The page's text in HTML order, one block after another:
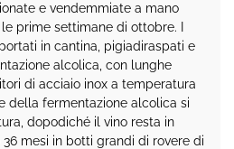
e vendemmiate a mano
prime settimane di ottobre. I
in cantina, pigiadiraspati e
alcolica, con lunghe
di acciaio inox a temperatura
della fermentazione alcolica si
dopodiché il vino resta in
mesi in botti grandi di rovere di